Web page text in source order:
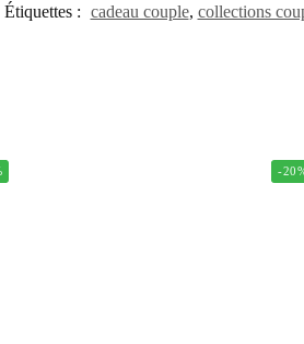
Étiquettes : cadeau couple, collections
-